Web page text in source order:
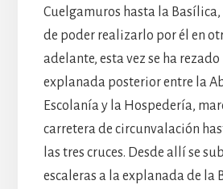
Cuelgamuros hasta la Basílica,
de poder realizarlo por él en
adelante, esta vez se ha
explanada posterior entre la
Escolanía y la Hospedería,
carretera de circunvalación
las tres cruces. Desde allí se
escaleras a la explanada de la